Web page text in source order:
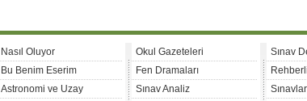
Nasıl Oluyor
Bu Benim Eserim
Astronomi ve Uzay
Okul Gazeteleri
Fen Dramaları
Sınav Analiz
Sınav